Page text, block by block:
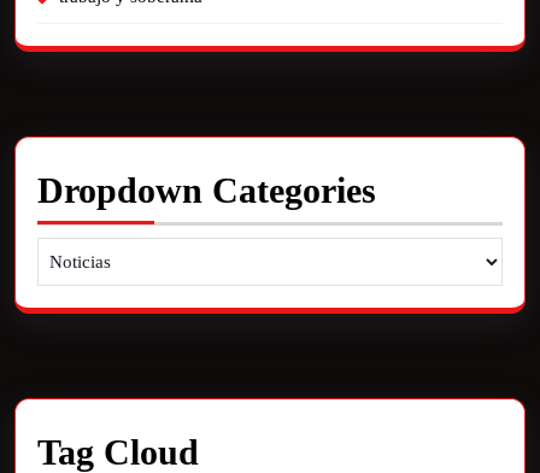
Dropdown Categories
Tag Cloud